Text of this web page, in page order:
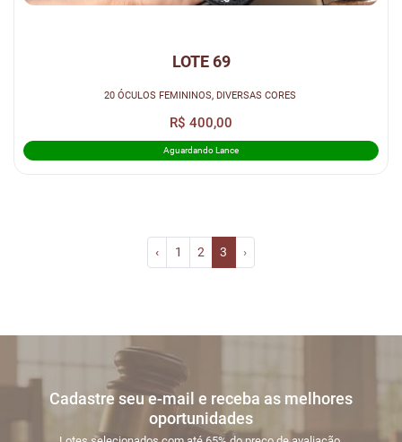
LOTE 69
20 ÓCULOS FEMININOS, DIVERSAS CORES
R$ 400,00
Aguardando Lance
‹ 1 2 3 ›
Cadastre seu e-mail e receba as melhores
oportunidades